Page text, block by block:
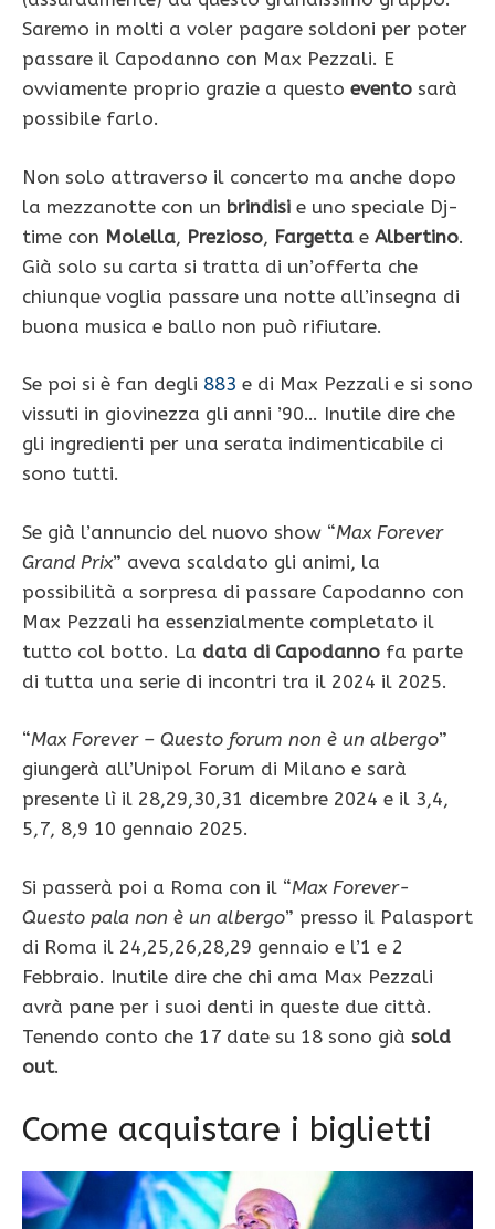
Saremo in molti a voler pagare soldoni per poter
passare il Capodanno con Max Pezzali. E
ovviamente proprio grazie a questo evento sarà
possibile farlo.
Non solo attraverso il concerto ma anche dopo
la mezzanotte con un brindisi e uno speciale Dj-
time con Molella, Prezioso, Fargetta e Albertino.
Già solo su carta si tratta di un’offerta che
chiunque voglia passare una notte all’insegna di
buona musica e ballo non può rifiutare.
Se poi si è fan degli 883 e di Max Pezzali e si sono
vissuti in giovinezza gli anni ’90… Inutile dire che
gli ingredienti per una serata indimenticabile ci
sono tutti.
Se già l’annuncio del nuovo show “Max Forever
Grand Prix” aveva scaldato gli animi, la
possibilità a sorpresa di passare Capodanno con
Max Pezzali ha essenzialmente completato il
tutto col botto. La data di Capodanno fa parte
di tutta una serie di incontri tra il 2024 il 2025.
“Max Forever – Questo forum non è un albergo”
giungerà all’Unipol Forum di Milano e sarà
presente lì il 28,29,30,31 dicembre 2024 e il 3,4,
5,7, 8,9 10 gennaio 2025.
Si passerà poi a Roma con il “Max Forever-
Questo pala non è un albergo” presso il Palasport
di Roma il 24,25,26,28,29 gennaio e l’1 e 2
Febbraio. Inutile dire che chi ama Max Pezzali
avrà pane per i suoi denti in queste due città.
Tenendo conto che 17 date su 18 sono già sold
out.
Come acquistare i biglietti